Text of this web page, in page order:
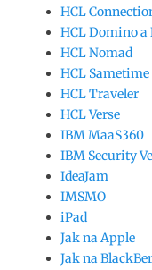
HCL
HCL Domino a
HCL Nomad
HCL Sametime
HCL Traveler
HCL Verse
IBM MaaS360
IBM Security
IdeaJam
IMSMO
iPad
Jak na Apple
Jak na